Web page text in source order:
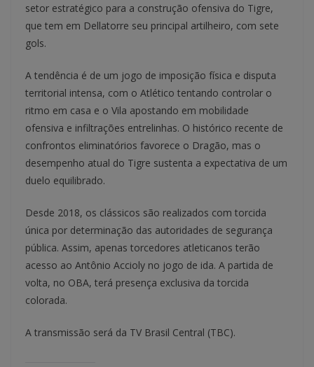
setor estratégico para a construção ofensiva do Tigre,
que tem em Dellatorre seu principal artilheiro, com sete
gols.
A tendência é de um jogo de imposição física e disputa
territorial intensa, com o Atlético tentando controlar o
ritmo em casa e o Vila apostando em mobilidade
ofensiva e infiltrações entrelinhas. O histórico recente de
confrontos eliminatórios favorece o Dragão, mas o
desempenho atual do Tigre sustenta a expectativa de um
duelo equilibrado.
Desde 2018, os clássicos são realizados com torcida
única por determinação das autoridades de segurança
pública. Assim, apenas torcedores atleticanos terão
acesso ao Antônio Accioly no jogo de ida. A partida de
volta, no OBA, terá presença exclusiva da torcida
colorada.
A transmissão será da TV Brasil Central (TBC).